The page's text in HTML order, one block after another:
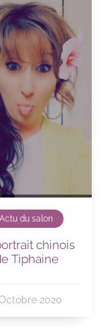
Actu du salon
chinois
Tiphaine
2020